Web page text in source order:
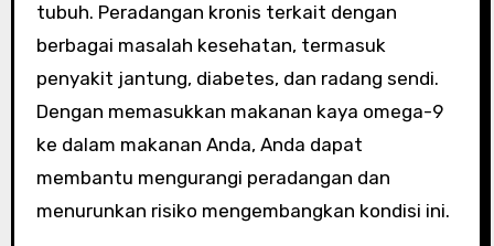
tubuh. Peradangan kronis terkait dengan
berbagai masalah kesehatan, termasuk
penyakit jantung, diabetes, dan radang sendi.
Dengan memasukkan makanan kaya omega-9
ke dalam makanan Anda, Anda dapat
membantu mengurangi peradangan dan
menurunkan risiko mengembangkan kondisi ini.